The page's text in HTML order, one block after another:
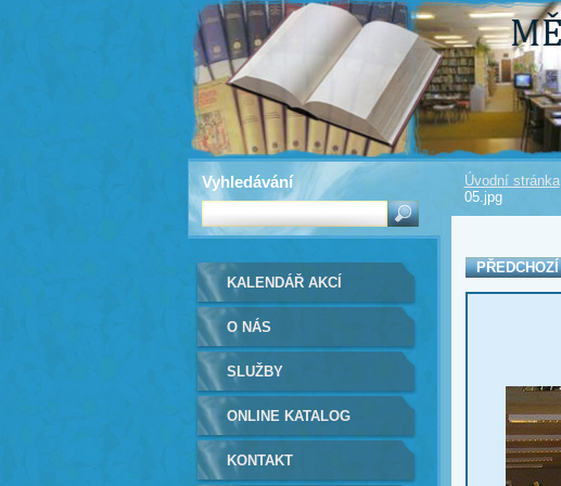
Úvodní stránka
05.jpg
PŘEDCHOZÍ
KALENDÁŘ AKCÍ
O NÁS
SLUŽBY
ONLINE KATALOG
KONTAKT
Vyhledávání